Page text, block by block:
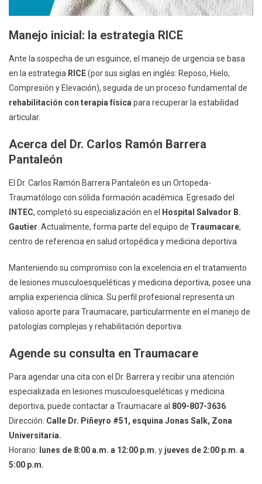
Manejo inicial: la estrategia RICE
Ante la sospecha de un esguince, el manejo de urgencia se basa
en la estrategia RICE(por sus siglas en inglés: Reposo, Hielo,
Compresión y Elevación), seguida de un proceso fundamental de
rehabilitación con terapia físicapara recuperar la estabilidad
articular.
Acerca del Dr. Carlos Ramón Barrera
Pantaleón
El Dr. Carlos Ramón Barrera Pantaleón es un Ortopeda-
Traumatólogo con sólida formación académica. Egresado del
INTEC, completó su especialización en el
Hospital Salvador B.
Gautier. Actualmente, forma parte del equipo de Traumacare,
centro de referencia en salud ortopédica y medicina deportiva.
Manteniendo su compromiso con la excelencia en el tratamiento
de lesiones musculoesqueléticas y medicina deportiva, posee una
amplia experiencia clínica. Su perfil profesional representa un
valioso aporte para Traumacare, particularmente en el manejo de
patologías complejas y rehabilitación deportiva.
Agende su consulta en Traumacare
Para agendar una cita con el Dr. Barrera y recibir una atención
especializada en lesiones musculoesqueléticas y medicina
deportiva, puede contactar a Traumacare al 809-807-3636.
Dirección: Calle Dr. Piñeyro #51, esquina Jonas Salk, Zona
Universitaria.
Horario: lunes de 8:00 a.m. a 12:00 p.m. y jueves de 2:00 p.m. a
5:00 p.m.